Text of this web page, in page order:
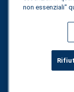
Contattateci
Tutti i diritti
non essenziali"